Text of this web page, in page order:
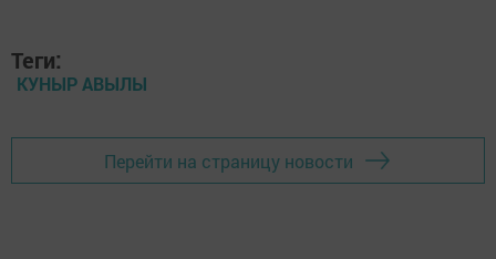
Теги:
КУНЫР АВЫЛЫ
Перейти на страницу новости